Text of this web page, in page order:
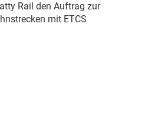
Rail den Auftrag zur
mit ETCS